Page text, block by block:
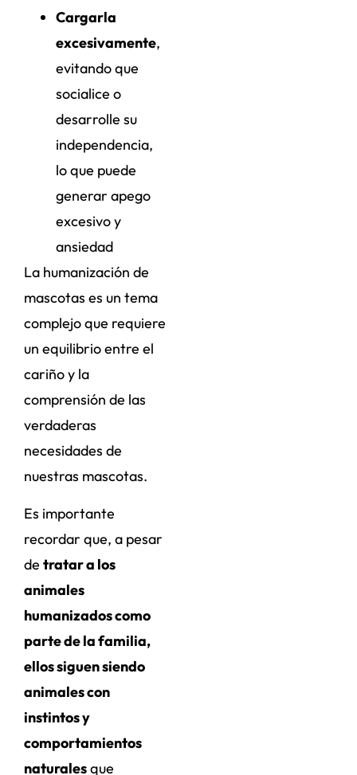
Cargarla
excesivamente,
evitando que
socialice o
desarrolle su
independencia,
lo que puede
generar apego
excesivo y
ansiedad
La humanización de
mascotas es un tema
complejo que requiere
un equilibrio entre el
cariño y la
comprensión de las
verdaderas
necesidades de
nuestras mascotas.
Es importante
recordar que, a pesar
de tratar a los
animales
humanizados como
parte de la familia,
ellos siguen siendo
animales con
instintos y
comportamientos
naturalesque